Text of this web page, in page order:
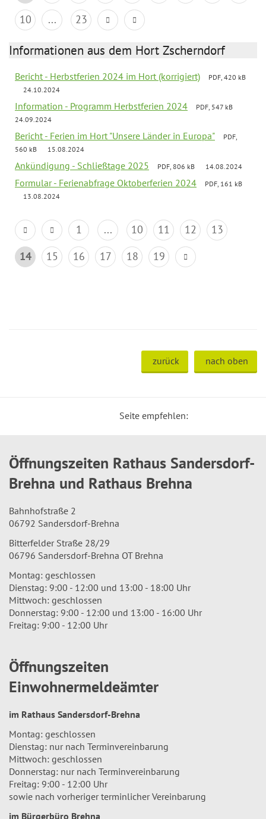
10
... 23
Informationen aus dem Hort Zscherndorf
Bericht - Herbstferien 2024 im Hort (korrigiert)
PDF, 420 kB
24.10.2024
Information - Programm Herbstferien 2024
PDF, 547 kB
24.09.2024
Bericht - Ferien im Hort "Unsere Länder in Europa"
PDF,
560 kB
15.08.2024
Ankündigung - Schließtage 2025 PDF, 806 kB 14.08.2024
Formular - Ferienabfrage Oktoberferien 2024
PDF, 161 kB
13.08.2024
1 ... 10 11 12
13
14
15 16 17 18 19
zurück nach oben
Seite empfehlen:
Öffnungszeiten Rathaus Sandersdorf-
Brehna und Rathaus Brehna
Bahnhofstraße 2
06792 Sandersdorf-Brehna
Bitterfelder Straße 28/29
06796 Sandersdorf-Brehna OT Brehna
Montag: geschlossen
Dienstag: 9:00 - 12:00 und 13:00 - 18:00 Uhr
Mittwoch: geschlossen
Donnerstag: 9:00 - 12:00 und 13:00 - 16:00 Uhr
Freitag: 9:00 - 12:00 Uhr
Öffnungszeiten
Einwohnermeldeämter
im Rathaus Sandersdorf-Brehna
Montag: geschlossen
Dienstag: nur nach Terminvereinbarung
Mittwoch: geschlossen
Donnerstag: nur nach Terminvereinbarung
Freitag: 9:00 - 12:00 Uhr
sowie nach vorheriger terminlicher Vereinbarung
im Bürgerbüro Brehna